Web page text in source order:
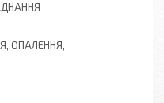
ОПАЛЕННЯ,